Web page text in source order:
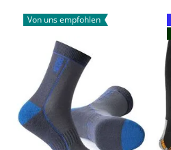
Von uns empfohlen